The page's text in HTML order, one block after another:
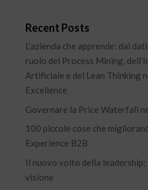
Recent Posts
L’azienda che apprende: dai
ruolo del Process Mining,
Artificiale e del Lean Thinking
Excellence
Governare la Price Waterfall
100 piccole cose che
Experience B2B
Il nuovo volto della leadership:
visione